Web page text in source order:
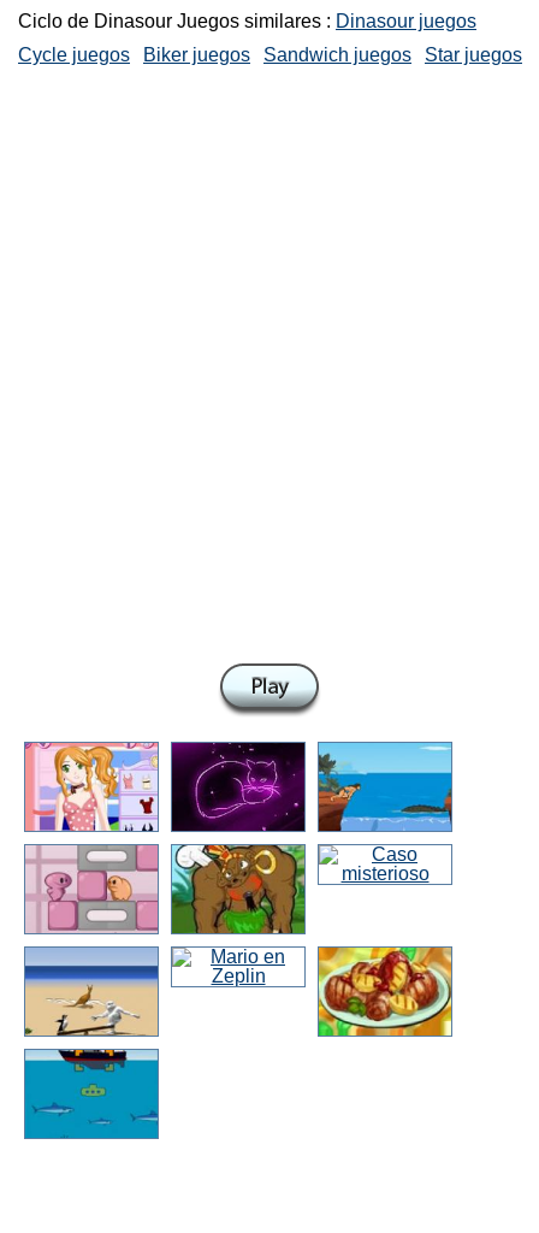
Ciclo de Dinasour Juegos similares : Dinasour juegos
Cycle juegos
Biker juegos Sandwich juegos Star juegos